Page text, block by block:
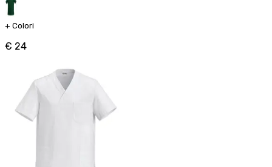
+ Colori
€ 24